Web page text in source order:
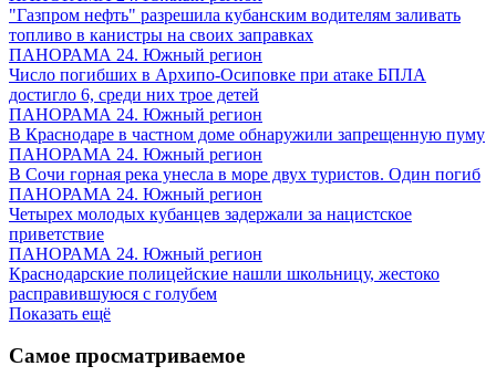
"Газпром нефть" разрешила кубанским водителям заливать
топливо в канистры на своих заправках
ПАНОРАМА 24. Южный регион
Число погибших в Архипо-Осиповке при атаке БПЛА
достигло 6, среди них трое детей
ПАНОРАМА 24. Южный регион
В Краснодаре в частном доме обнаружили запрещенную пуму
ПАНОРАМА 24. Южный регион
В Сочи горная река унесла в море двух туристов. Один погиб
ПАНОРАМА 24. Южный регион
Четырех молодых кубанцев задержали за нацистское
приветствие
ПАНОРАМА 24. Южный регион
Краснодарские полицейские нашли школьницу, жестоко
расправившуюся с голубем
Показать ещё
Самое просматриваемое